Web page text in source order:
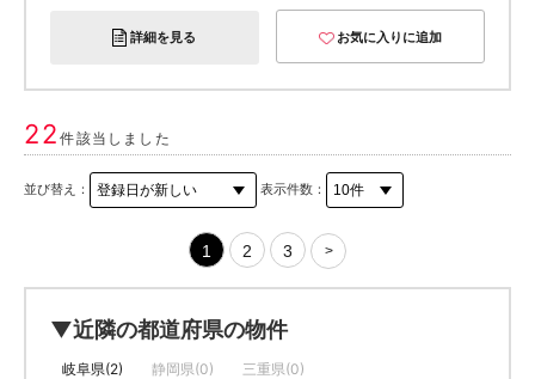
詳細を見る お気に入りに追加
22件該当しました
並び替え： 表示件数：
1 2 3 >
▼近隣の都道府県の物件
岐阜県(2) 静岡県(0) 三重県(0)